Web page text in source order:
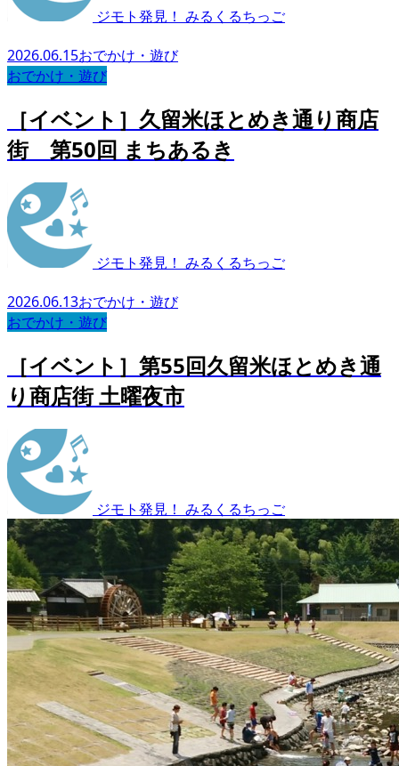
ジモト発見！ みるくるちっご
2026.06.15おでかけ・遊び
おでかけ・遊び
［イベント］久留米ほとめき通り商店
街 第50回 まちあるき
ジモト発見！ みるくるちっご
2026.06.13おでかけ・遊び
おでかけ・遊び
［イベント］第55回久留米ほとめき通
り商店街 土曜夜市
ジモト発見！ みるくるちっご